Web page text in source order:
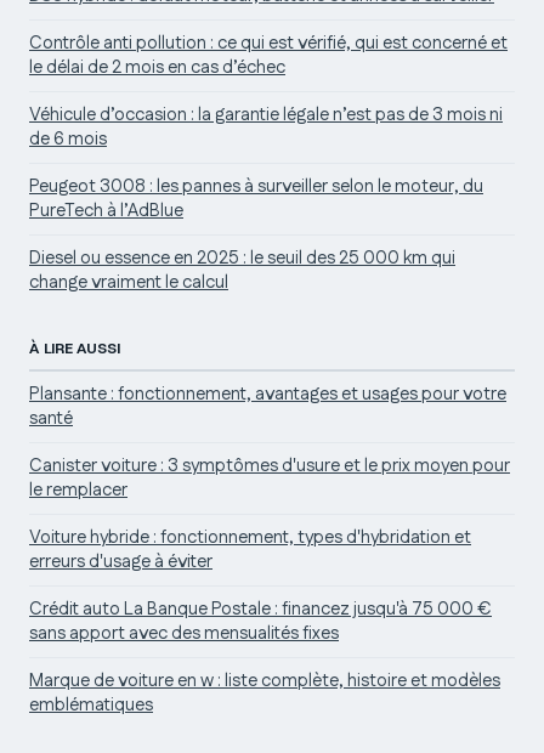
Contrôle anti pollution : ce qui est vérifié, qui est concerné et
le délai de 2 mois en cas d’échec
Véhicule d’occasion : la garantie légale n’est pas de 3 mois ni
de 6 mois
Peugeot 3008 : les pannes à surveiller selon le moteur, du
PureTech à l’AdBlue
Diesel ou essence en 2025 : le seuil des 25 000 km qui
change vraiment le calcul
À LIRE AUSSI
Plansante : fonctionnement, avantages et usages pour votre
santé
Canister voiture : 3 symptômes d'usure et le prix moyen pour
le remplacer
Voiture hybride : fonctionnement, types d'hybridation et
erreurs d'usage à éviter
Crédit auto La Banque Postale : financez jusqu'à 75 000 €
sans apport avec des mensualités fixes
Marque de voiture en w : liste complète, histoire et modèles
emblématiques